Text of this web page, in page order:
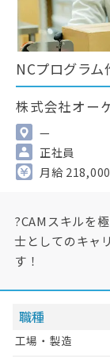
NCプログラ
株式会社オー
—
正社員
月給
?CAMスキルを
士としてのキャ
す！
職種
工場・製造